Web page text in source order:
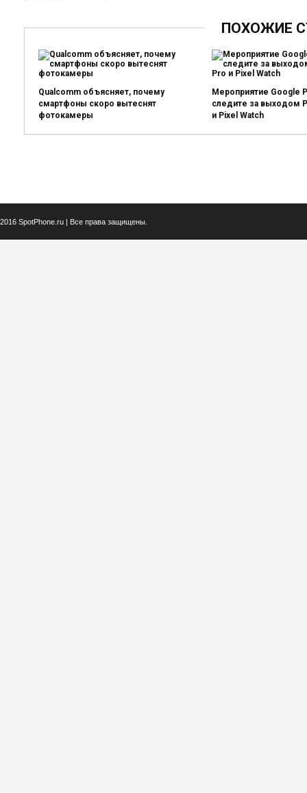
ПОХОЖИЕ
Qualcomm объясняет, почему
смартфоны скоро вытеснят
фотокамеры
Мероприятие Google
следите за выходом
и Pixel Watch
2016 SpotPhone.ru | Все права защищены.